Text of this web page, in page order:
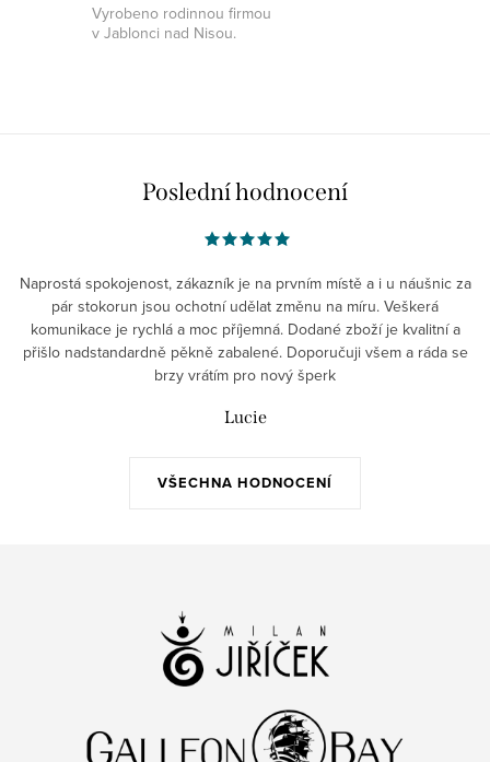
Vyrobeno rodinnou firmou
v Jablonci nad Nisou.
Poslední hodnocení
VŠECHNA HODNOCENÍ
Naprostá spokojenost, zákazník je na prvním místě a i u náušnic za
pár stokorun jsou ochotní udělat změnu na míru. Veškerá
komunikace je rychlá a moc příjemná. Dodané zboží je kvalitní a
přišlo nadstandardně pěkně zabalené. Doporučuji všem a ráda se
brzy vrátím pro nový šperk
Lucie